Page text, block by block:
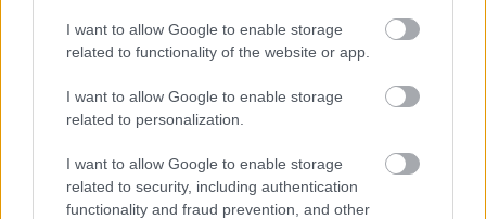
I want to allow Google to enable storage
related to functionality of the website or app.
I want to allow Google to enable storage
related to personalization.
I want to allow Google to enable storage
related to security, including authentication
functionality and fraud prevention, and other
A magyar nyelv regionalitása
és a köznevelés. Tények, problémák, javaslatok.
Tinta Könyvkiadó, Budapest, 2020. 136 oldal